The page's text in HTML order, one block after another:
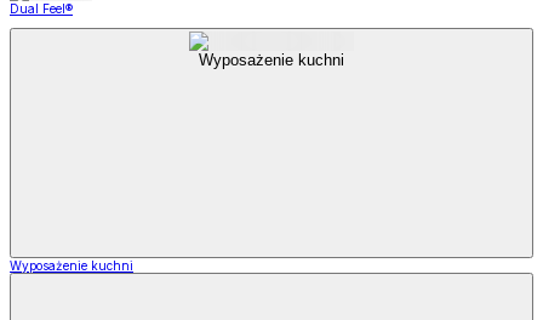
Dual Feel®
Wyposażenie kuchni
Wyposażenie kuchni